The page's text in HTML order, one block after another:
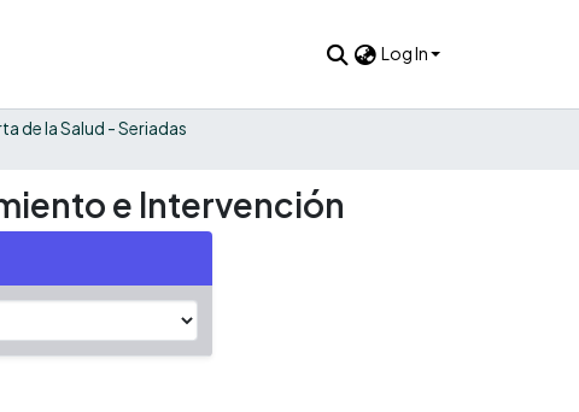
Log In
de la Salud - Seriadas
e Intervención